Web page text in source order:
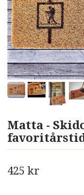
Matta -
425 kr